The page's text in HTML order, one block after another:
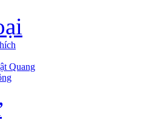
Quang